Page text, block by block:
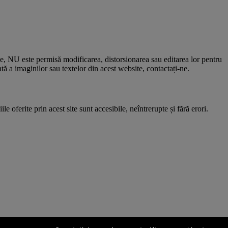
este permisă modificarea, distorsionarea sau editarea lor pentru
a imaginilor sau textelor din acest website, contactați-ne.
oferite prin acest site sunt accesibile, neîntrerupte și fără erori.